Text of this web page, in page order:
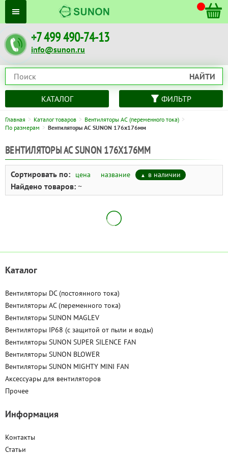
+7 499 490-74-13
info@sunon.ru
НАЙТИ
КАТАЛОГ ФИЛЬТР
Главная Каталог товаров
Вентиляторы AC (переменного тока)
По размерам
Вентиляторы AC SUNON 176x176мм
ВЕНТИЛЯТОРЫ AC SUNON 176X176ММ
Сортировать по: цена название в наличии
Найдено товаров: ~
Каталог
Вентиляторы DC (постоянного тока)
Вентиляторы AC (переменного тока)
Вентиляторы SUNON MAGLEV
Вентиляторы IP68 (c защитой от пыли и воды)
Вентиляторы SUNON SUPER SILENCE FAN
Вентиляторы SUNON BLOWER
Вентиляторы SUNON MIGHTY MINI FAN
Аксессуары для вентиляторов
Прочее
Информация
Контакты
Статьи